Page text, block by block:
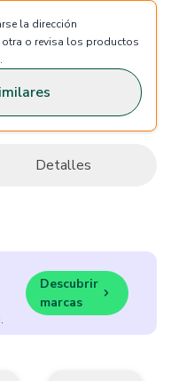
la dirección
otra o revisa los productos
Detalles
Descubrir
marcas